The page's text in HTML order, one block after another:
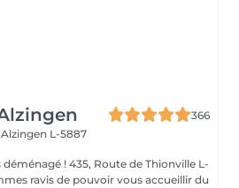
366
Alzingen L-5887